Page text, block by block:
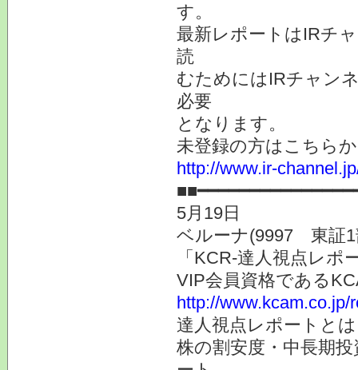
す。
最新レポートはIRチ
読
むためにはIRチャン
必要
となります。
未登録の方はこちら
http://www.ir-
5月19日
ベルーナ(9997 東証1
「KCR-達人視点レ
VIP会員資格である
http://www.kcam.co.jp/
達人視点レポートと
株の割安度・中長期